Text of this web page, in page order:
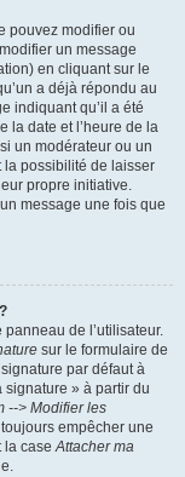
pouvez modifier ou
un message
en cliquant sur le
a déjà répondu au
indiquant qu’il a été
la date et l’heure de la
un modérateur ou un
la possibilité de laisser
propre initiative.
message une fois que
de l’utilisateur.
sur le formulaire de
par défaut à
signature » à partir du
--> Modifier les
empêcher une
la caseAttacher ma